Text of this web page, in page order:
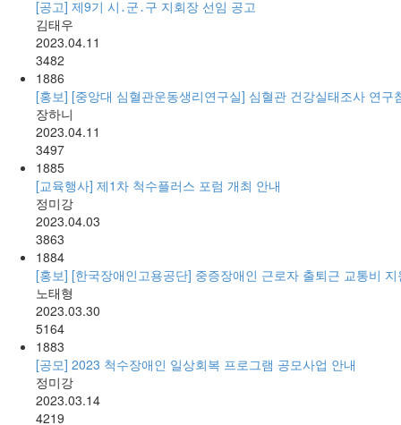
[공고] 제9기 시․군․구 지회장 선임 공고
김태우
2023.04.11
3482
1886
[홍보] [중앙대 심혈관운동생리연구실] 심혈관 건강실태조사 연구
장하니
2023.04.11
3497
1885
[교육행사] 제1차 척수플러스 포럼 개최 안내
정미강
2023.04.03
3863
1884
[홍보] [한국장애인고용공단] 중증장애인 근로자 출퇴근 교통비 지
노태형
2023.03.30
5164
1883
[공모] 2023 척수장애인 일상회복 프로그램 공모사업 안내
정미강
2023.03.14
4219